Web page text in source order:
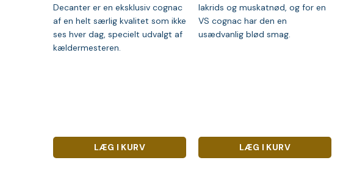
Decanter er en eksklusiv cognac
af en helt særlig kvalitet som ikke
ses hver dag, specielt udvalgt af
kældermesteren.
LÆG I KURV
lakrids og muskatnød, og for en
VS cognac har den en
usædvanlig blød smag.
LÆG I KURV